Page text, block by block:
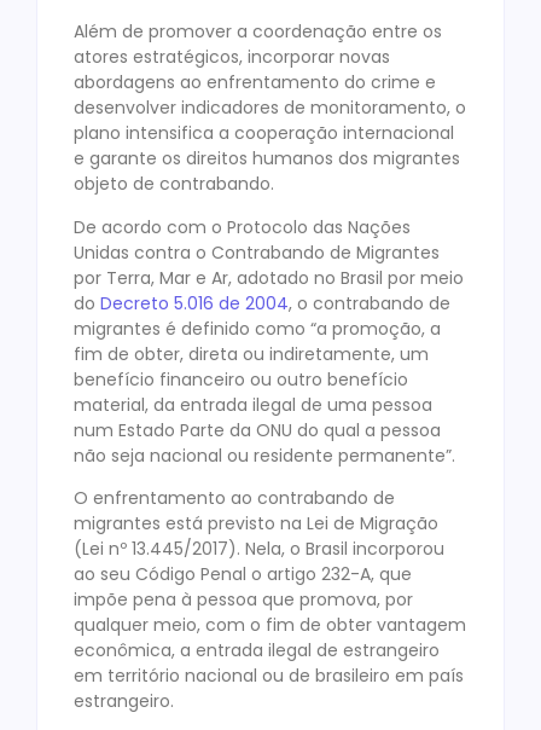
Além de promover a coordenação entre os
atores estratégicos, incorporar novas
abordagens ao enfrentamento do crime e
desenvolver indicadores de monitoramento, o
plano intensifica a cooperação internacional
e garante os direitos humanos dos migrantes
objeto de contrabando.
De acordo com o Protocolo das Nações
Unidas contra o Contrabando de Migrantes
por Terra, Mar e Ar, adotado no Brasil por meio
do Decreto 5.016 de 2004, o contrabando de
migrantes é definido como “a promoção, a
fim de obter, direta ou indiretamente, um
benefício financeiro ou outro benefício
material, da entrada ilegal de uma pessoa
num Estado Parte da ONU do qual a pessoa
não seja nacional ou residente permanente”.
O enfrentamento ao contrabando de
migrantes está previsto na Lei de Migração
(Lei nº 13.445/2017). Nela, o Brasil incorporou
ao seu Código Penal o artigo 232-A, que
impõe pena à pessoa que promova, por
qualquer meio, com o fim de obter vantagem
econômica, a entrada ilegal de estrangeiro
em território nacional ou de brasileiro em país
estrangeiro.